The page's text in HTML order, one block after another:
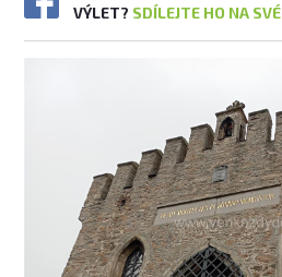
VÝLET? SDÍLEJTE HO NA